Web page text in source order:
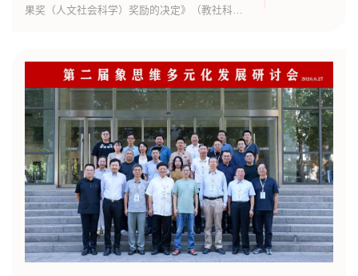
丽教授、董春副教授、秦洁副教授、王贻琛老师
果奖（人文社会科学）奖励的决定》（教社科
布，山东大学易学与中国古代哲学研究中心林忠
军教授专著《周易象数学史》（增订版）荣获著
作类二等奖，为中心科研工作再添标志性重大成
果。教育部科学研究优秀成果奖（人文社会科
学）是国内人文社科领域的权威奖项，集中展示
全国高校社科领域顶尖研究...